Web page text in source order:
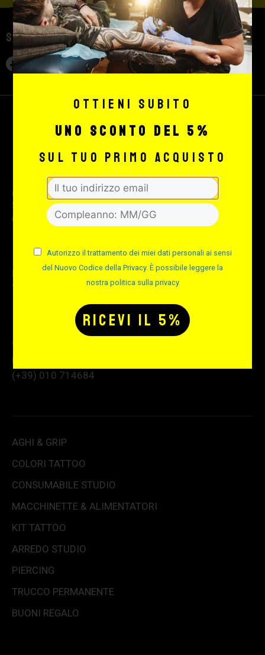
Seguici sui social
© 2026 Max Signorello Tattoo
supply srl.
All rights reserved.
P.IVA e C.F. e Reg. Imprese 02189670991
VAT number: IT02189670991
Via Albisola 31 – 16162 Genova GE
Per info e assistenza telefonica:
(+39) 010 714684
AGHI & GRIP
COLORI TATTOO
CONSUMABILE STUDIO
MACCHINETTE & ALIMENTATORI
KIT TATTOO
ARREDO STUDIO
PIERCING
TRUCCO PERMANENTE
BUONI REGALO
Ottieni subito
uno sconto del 5%
sul tuo primo acquisto
Autorizzo il trattamento dei miei dati personali ai sensi
del Nuovo Codice della Privacy. È possibile leggere la
nostra politica sulla privacy